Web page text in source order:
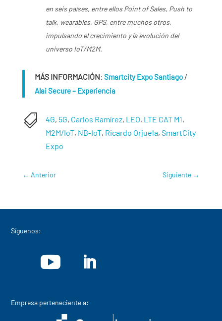
en seis países, entre ellos Point of Sales, Push to
talk, wearables, GPS, entre muchos otros,
impulsando el crecimiento y la evolución del
universo IoT/M2M.
MÁS INFORMACIÓN: Smartcity Expo Santiago/
Alai Secure – Experiencia
 4G, 5G, Carlos Ramírez, LEO, LTE CAT M1,
M2M/IoT, NB-IoT, Ricardo Orjuela, SmartCity
Expo
← Anterior Siguiente →
Síguenos:
Empresa perteneciente a: